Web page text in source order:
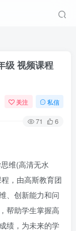
级 视频课程
关注 私信
71 6
维(高清无水
，由高斯教育团
、创新能力和问
帮助学生掌握高
绩，为未来的学